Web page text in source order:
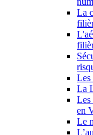
La
Les
La
Les
en
Le